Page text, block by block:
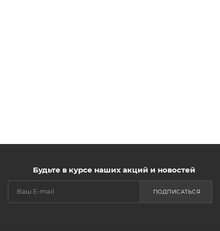
Будьте в курсе наших акций и новостей
ПОДПИСАТЬСЯ